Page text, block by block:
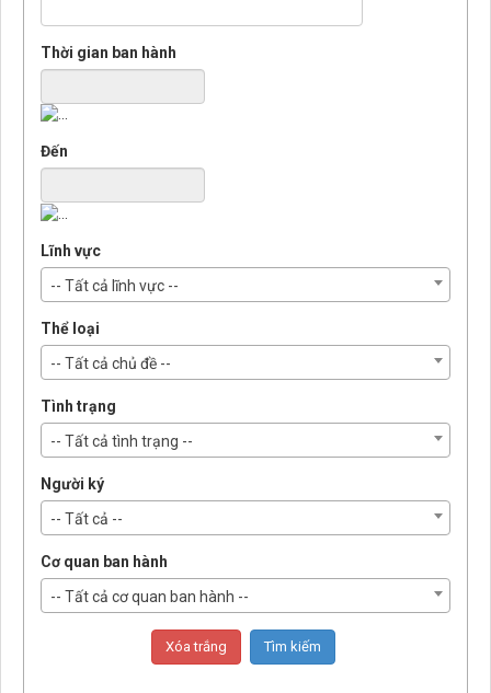
Thời gian ban hành
Đến
Lĩnh vực
-- Tất cả lĩnh vực --
Thể loại
-- Tất cả chủ đề --
Tình trạng
-- Tất cả tình trạng --
Người ký
-- Tất cả --
Cơ quan ban hành
-- Tất cả cơ quan ban hành --